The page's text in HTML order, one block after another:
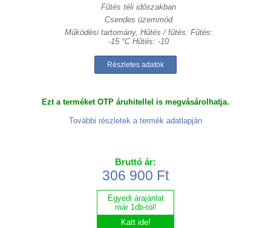
Fűtés téli időszakban
Csendes üzemmód
Működési tartomány, Hűtés / fűtés: Fűtés:
-15 °C Hűtés: -10
Részletes adatok
Ezt a terméket OTP áruhitellel is megvásárolhatja.
További részletek a termék adatlapján
Bruttó ár:
306 900 Ft
Egyedi árajánlat
már 1db-tól!
Katt ide!